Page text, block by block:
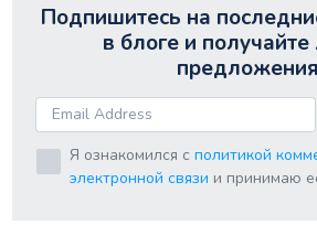
Подпишитесь на
в блоге и
предложения
Я ознакомился с политикой
электронной связи и принимаю